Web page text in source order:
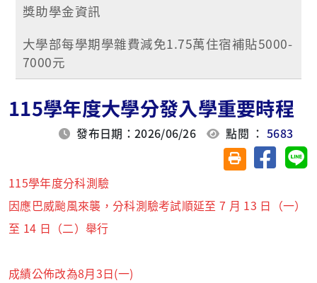
獎助學金資訊
大學部每學期學雜費減免1.75萬住宿補貼5000-
7000元
115學年度大學分發入學重要時程
發布日期：2026/06/26 點閱 ：5683
友善列印(另開視
分享至
115學年度分科測驗
因應巴威颱風來襲，分科測驗考試順延至 7 月 13 日（一）
至 14 日（二）舉行
成績公佈改為8月3日(一)